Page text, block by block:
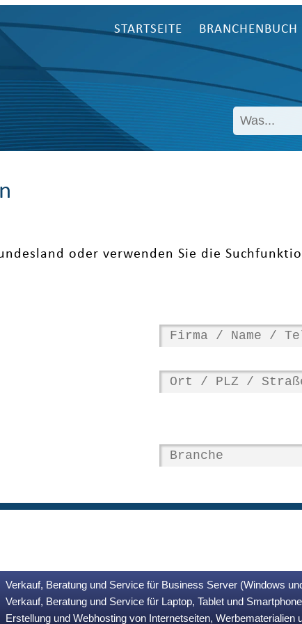
STARTSEITE BRANCHENBUCH
oder verwenden Sie die
Verkauf, Beratung und Service für Business Server (Windows
Verkauf, Beratung und Service für Laptop, Tablet und Smartphone
Erstellung und Webhosting von Internetseiten, Werbematerialien